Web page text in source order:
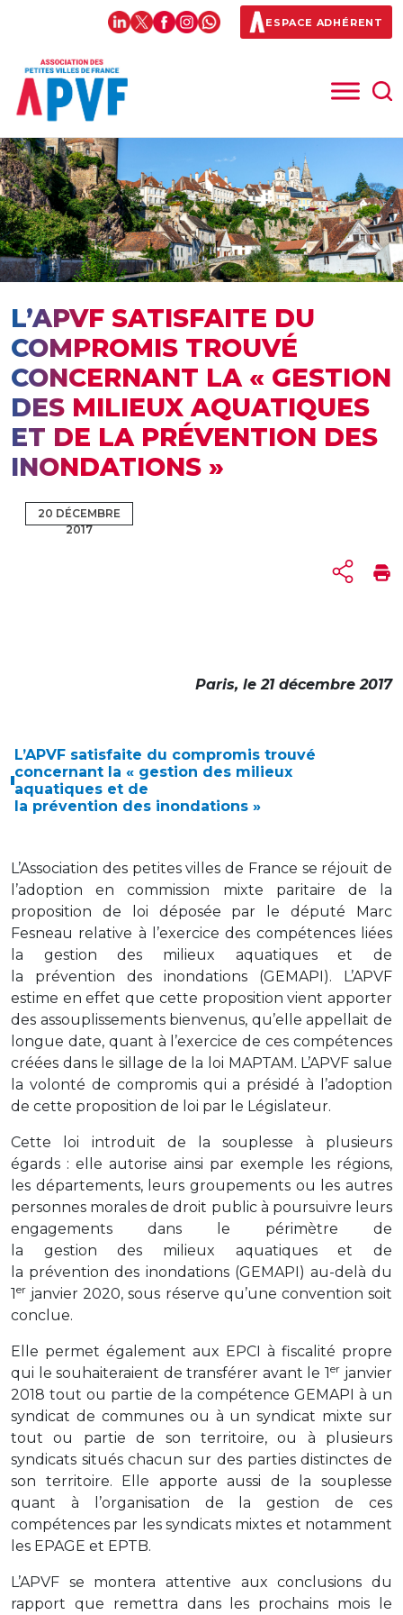
ESPACE ADHÉRENT
L’APVF SATISFAITE DU
COMPROMIS TROUVÉ
CONCERNANT LA « GESTION
DES MILIEUX AQUATIQUES
ET DE LA PRÉVENTION DES
INONDATIONS »
20 DÉCEMBRE
2017
Paris, le 21 décembre 2017
L’APVF satisfaite du compromis trouvé
concernant la « gestion des milieux
aquatiques et de
la prévention des inondations »
L’Association des petites villes de France se réjouit de
l’adoption en commission mixte paritaire de la
proposition de loi déposée par le député Marc
Fesneau relative à l’exercice des compétences liées
la gestion des milieux aquatiques et de
la prévention des inondations (GEMAPI). L’APVF
estime en effet que cette proposition vient apporter
des assouplissements bienvenus, qu’elle appellait de
longue date, quant à l’exercice de ces compétences
créées dans le sillage de la loi MAPTAM. L’APVF salue
la volonté de compromis qui a présidé à l’adoption
de cette proposition de loi par le Législateur.
Cette loi introduit de la souplesse à plusieurs
égards : elle autorise ainsi par exemple les régions,
les départements, leurs groupements ou les autres
personnes morales de droit public à poursuivre leurs
engagements dans le périmètre de
la gestion des milieux aquatiques et de
la prévention des inondations (GEMAPI) au-delà du
1er janvier 2020, sous réserve qu’une convention soit
conclue.
Elle permet également aux EPCI à fiscalité propre
qui le souhaiteraient de transférer avant le 1er janvier
2018 tout ou partie de la compétence GEMAPI à un
syndicat de communes ou à un syndicat mixte sur
tout ou partie de son territoire, ou à plusieurs
syndicats situés chacun sur des parties distinctes de
son territoire. Elle apporte aussi de la souplesse
quant à l’organisation de la gestion de ces
compétences par les syndicats mixtes et notamment
les EPAGE et EPTB.
L’APVF se montera attentive aux conclusions du
rapport que remettra dans les prochains mois le